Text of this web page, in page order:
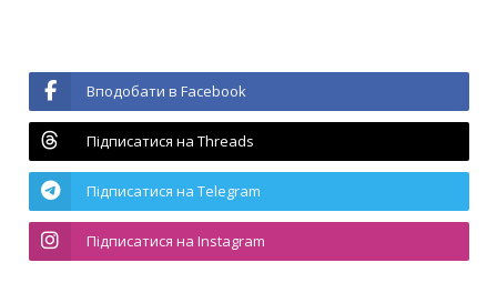
Вподобати в Facebook
Підписатися на Threads
Підписатися на Telegram
Підписатися на Instagram